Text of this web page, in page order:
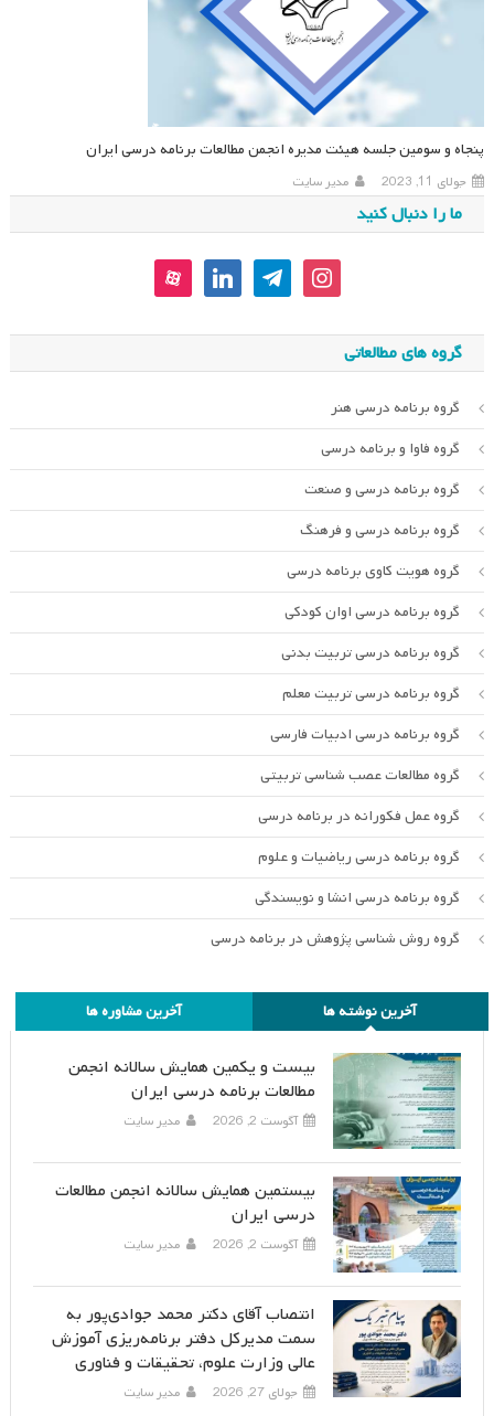
پنجاه و سومین جلسه هیئت مدیره انجمن مطالعات برنامه درسی ایران
جولای 11, 2023 مدیر سایت
ما را دنبال کنید
instagram
telegram
linkedin
aparat
گروه های مطالعاتی
گروه برنامه درسی هنر
گروه فاوا و برنامه درسی
گروه برنامه درسی و صنعت
گروه برنامه درسی و فرهنگ
گروه هویت کاوی برنامه درسی
گروه برنامه درسی اوان کودکی
گروه برنامه درسی تربیت بدنی
گروه برنامه درسی تربیت معلم
گروه برنامه درسی ادبیات فارسی
گروه مطالعات عصب شناسی تربیتی
گروه عمل فکورانه در برنامه درسی
گروه برنامه درسی ریاضیات و علوم
گروه برنامه درسی انشا و نویسندگی
گروه روش شناسی پژوهش در برنامه درسی
آخرین نوشته ها آخرین مشاوره ها
بیست و یکمین همایش سالانه انجمن
مطالعات برنامه درسی ایران
آگوست 2, 2026 مدیر سایت
بیستمین همایش سالانه انجمن مطالعات
درسی ایران
آگوست 2, 2026 مدیر سایت
انتصاب آقای دکتر محمد جوادی‌پور به
سمت مدیرکل دفتر برنامه‌ریزی آموزش
عالی وزارت علوم، تحقیقات و فناوری
جولای 27, 2026 مدیر سایت